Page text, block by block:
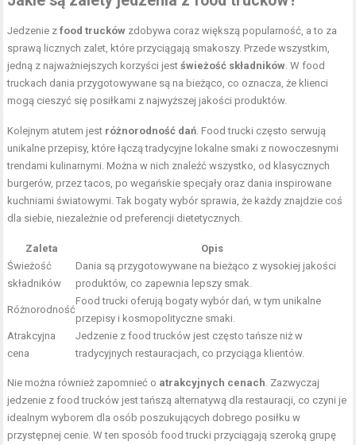
Jedzenie zfood trucków zdobywa coraz większą popularność, a to za
sprawą licznych zalet, które przyciągają smakoszy. Przede wszystkim,
jedną z najważniejszych korzyści jestświeżość składników . W food
truckach dania przygotowywane są na bieżąco, co oznacza, że klienci
mogą cieszyć się posiłkami z najwyższej jakości produktów.
Kolejnym atutem jest różnorodność dań . Food trucki często serwują
unikalne przepisy, które łączą tradycyjne lokalne smaki z nowoczesnymi
trendami kulinarnymi. Można w nich znaleźć wszystko, od klasycznych
burgerów, przez tacos, po wegańskie specjały oraz dania inspirowane
kuchniami światowymi. Tak bogaty wybór sprawia, że każdy znajdzie coś
dla siebie, niezależnie od preferencji dietetycznych.
Zaleta
Opis
Świeżość
składników
Dania są przygotowywane na bieżąco z wysokiej jakości
produktów, co zapewnia lepszy smak.
Różnorodność
Food trucki oferują bogaty wybór dań, w tym unikalne
przepisy i kosmopolityczne smaki.
Atrakcyjna
cena
Jedzenie z food trucków jest często tańsze niż w
tradycyjnych restauracjach, co przyciąga klientów.
Nie można również zapomnieć o atrakcyjnych cenach . Zazwyczaj
jedzenie z food trucków jest tańszą alternatywą dla restauracji, co czyni je
idealnym wyborem dla osób poszukujących dobrego posiłku w
przystępnej cenie. W ten sposób food trucki przyciągają szeroką grupę